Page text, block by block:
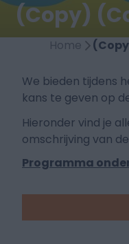
(Copy)
Home
We bieden tijdens
kans te geven op
Hieronder vind je
omschrijving van
Programma